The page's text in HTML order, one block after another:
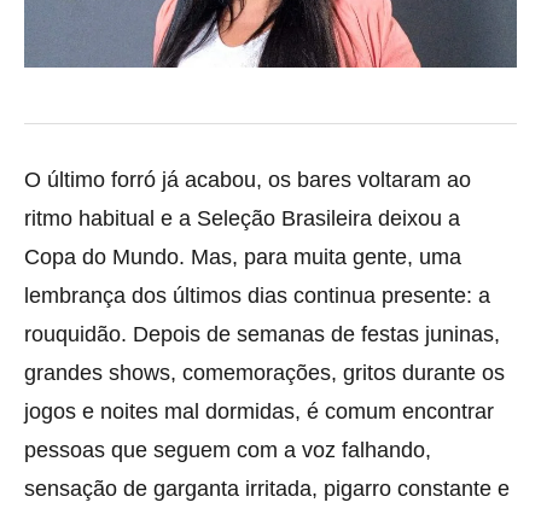
O último forró já acabou, os bares voltaram ao
ritmo habitual e a Seleção Brasileira deixou a
Copa do Mundo. Mas, para muita gente, uma
lembrança dos últimos dias continua presente: a
rouquidão. Depois de semanas de festas juninas,
grandes shows, comemorações, gritos durante os
jogos e noites mal dormidas, é comum encontrar
pessoas que seguem com a voz falhando,
sensação de garganta irritada, pigarro constante e